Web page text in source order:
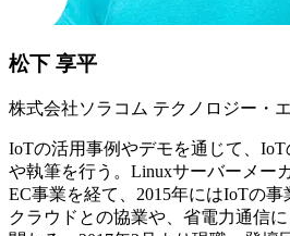
松下 享平
株式会社ソラコム テクノロジー・
IoTの活用事例やデモを通じて、
や執筆を行う。Linuxサーバーメー
EC事業を経て、2015年にはIoTの
クラウドとの協業や、省電力通信